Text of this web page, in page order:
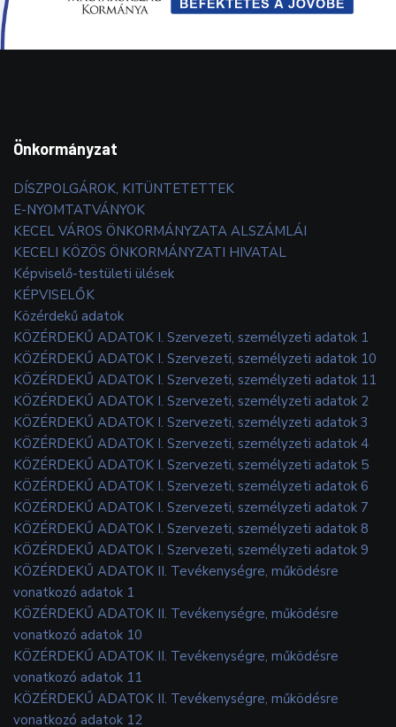
Önkormányzat
DÍSZPOLGÁROK, KITÜNTETETTEK
E-NYOMTATVÁNYOK
KECEL VÁROS ÖNKORMÁNYZATA ALSZÁMLÁI
KECELI KÖZÖS ÖNKORMÁNYZATI HIVATAL
Képviselő-testületi ülések
KÉPVISELŐK
Közérdekű adatok
KÖZÉRDEKŰ ADATOK I. Szervezeti, személyzeti adatok 1
KÖZÉRDEKŰ ADATOK I. Szervezeti, személyzeti adatok 10
KÖZÉRDEKŰ ADATOK I. Szervezeti, személyzeti adatok 11
KÖZÉRDEKŰ ADATOK I. Szervezeti, személyzeti adatok 2
KÖZÉRDEKŰ ADATOK I. Szervezeti, személyzeti adatok 3
KÖZÉRDEKŰ ADATOK I. Szervezeti, személyzeti adatok 4
KÖZÉRDEKŰ ADATOK I. Szervezeti, személyzeti adatok 5
KÖZÉRDEKŰ ADATOK I. Szervezeti, személyzeti adatok 6
KÖZÉRDEKŰ ADATOK I. Szervezeti, személyzeti adatok 7
KÖZÉRDEKŰ ADATOK I. Szervezeti, személyzeti adatok 8
KÖZÉRDEKŰ ADATOK I. Szervezeti, személyzeti adatok 9
KÖZÉRDEKŰ ADATOK II. Tevékenységre, működésre
vonatkozó adatok 1
KÖZÉRDEKŰ ADATOK II. Tevékenységre, működésre
vonatkozó adatok 10
KÖZÉRDEKŰ ADATOK II. Tevékenységre, működésre
vonatkozó adatok 11
KÖZÉRDEKŰ ADATOK II. Tevékenységre, működésre
vonatkozó adatok 12